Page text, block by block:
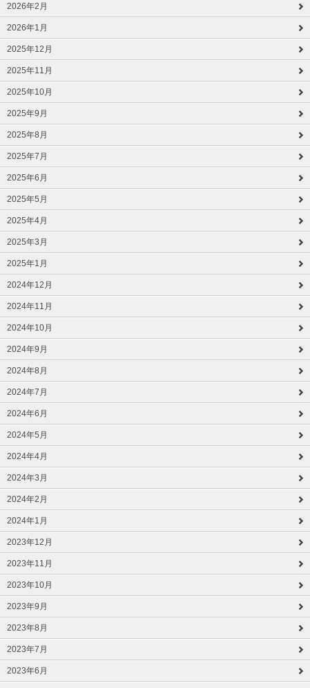
2026年2月
2026年1月
2025年12月
2025年11月
2025年10月
2025年9月
2025年8月
2025年7月
2025年6月
2025年5月
2025年4月
2025年3月
2025年1月
2024年12月
2024年11月
2024年10月
2024年9月
2024年8月
2024年7月
2024年6月
2024年5月
2024年4月
2024年3月
2024年2月
2024年1月
2023年12月
2023年11月
2023年10月
2023年9月
2023年8月
2023年7月
2023年6月